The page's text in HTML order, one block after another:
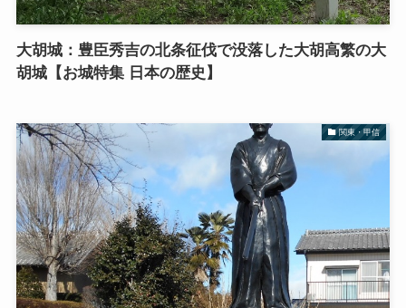
大胡城：豊臣秀吉の北条征伐で没落した大胡高繁の大
胡城【お城特集 日本の歴史】
関東・甲信